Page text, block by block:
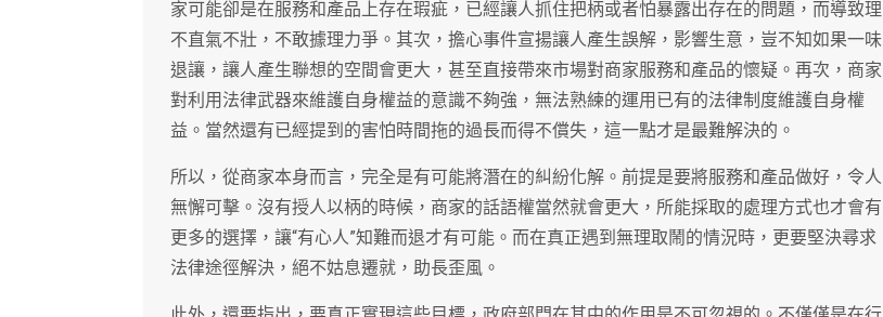
家可能卻是在服務和產品上存在瑕疵，已經讓人抓住把柄或者怕暴露出存在的問題，而導致理
不直氣不壯，不敢據理力爭。其次，擔心事件宣揚讓人產生誤解，影響生意，豈不知如果一味
退讓，讓人產生聯想的空間會更大，甚至直接帶來市場對商家服務和產品的懷疑。再次，商家
對利用法律武器來維護自身權益的意識不夠強，無法熟練的運用已有的法律制度維護自身權
益。當然還有已經提到的害怕時間拖的過長而得不償失，這一點才是最難解決的。
所以，從商家本身而言，完全是有可能將潛在的糾紛化解。前提是要將服務和產品做好，令人
無懈可擊。沒有授人以柄的時候，商家的話語權當然就會更大，所能採取的處理方式也才會有
更多的選擇，讓“有心人”知難而退才有可能。而在真正遇到無理取鬧的情況時，更要堅決尋求
法律途徑解決，絕不姑息遷就，助長歪風。